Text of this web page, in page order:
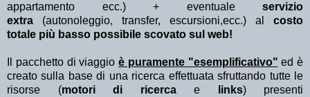
appartamento ecc.) + eventuale servizio
extra (autonoleggio, transfer, escursioni,ecc.) al costo
totale più basso possibile scovato sul web!
Il pacchetto di viaggio è puramente "esemplificativo" ed è
creato sulla base di una ricerca effettuata sfruttando tutte le
risorse (motori di ricerca e links) presenti